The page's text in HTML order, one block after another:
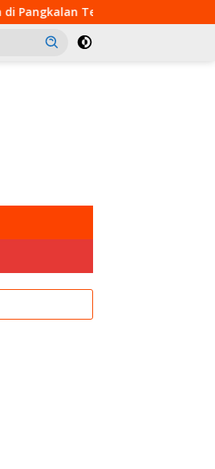
Perkuat Kemanunggalan